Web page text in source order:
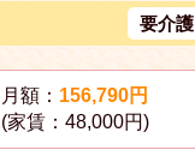
要介護
月額： 156,790円
(家賃：48,000円)